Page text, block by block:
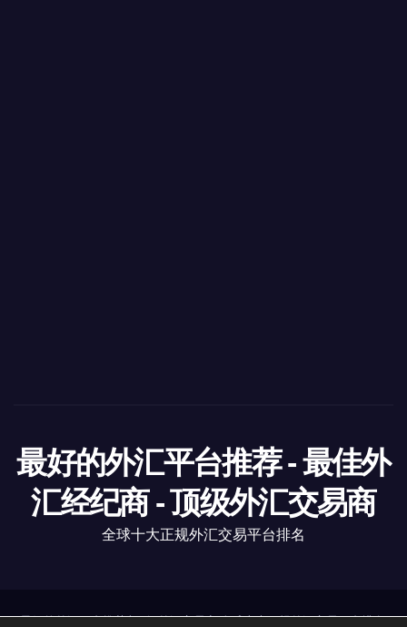
最好的外汇平台推荐 - 最佳外
汇经纪商 - 顶级外汇交易商
全球十大正规外汇交易平台排名
最好的外汇平台推荐|顶级外汇交易商全球十大正规外汇交易平台排名.